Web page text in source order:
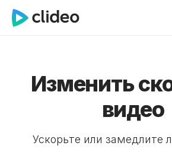
Изменить
видео
Ускорьте или замедлите